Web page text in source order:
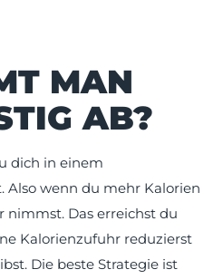
MAN
AB?
dich in einem
Also wenn du mehr Kalorien
nimmst. Das erreichst du
Kalorienzufuhr reduzierst
Die beste Strategie ist